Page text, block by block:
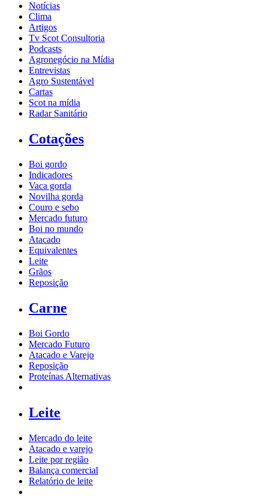
Notícias
Clima
Artigos
Tv Scot Consultoria
Podcasts
Agronegócio na Mídia
Entrevistas
Agro Sustentável
Cartas
Scot na mídia
Radar Sanitário
Cotações
Boi gordo
Indicadores
Vaca gorda
Novilha gorda
Couro e sebo
Mercado futuro
Boi no mundo
Atacado
Equivalentes
Leite
Grãos
Reposição
Carne
Boi Gordo
Mercado Futuro
Atacado e Varejo
Reposição
Proteínas Alternativas
Leite
Mercado do leite
Atacado e varejo
Leite por região
Balança comercial
Relatório de leite